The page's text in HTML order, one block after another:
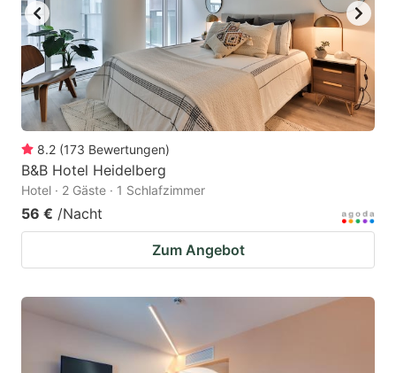
8.2 (173 Bewertungen)
B&B Hotel Heidelberg
Hotel · 2 Gäste · 1 Schlafzimmer
56 € /Nacht
Zum Angebot